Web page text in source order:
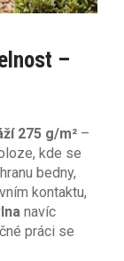
–
275 g/m² –
kde se
bedny,
kontaktu,
navíc
práci se